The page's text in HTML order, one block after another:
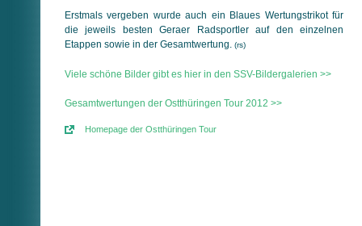
Erstmals vergeben wurde auch ein Blaues Wertungstrikot für
die jeweils besten Geraer Radsportler auf den einzelnen
Etappen sowie in der Gesamtwertung. (rs)
Viele schöne Bilder gibt es hier in den SSV-Bildergalerien >>
Gesamtwertungen der Ostthüringen Tour 2012 >>
Homepage der Ostthüringen Tour